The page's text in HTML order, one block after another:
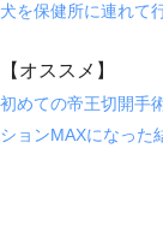
医者「糖尿病で余
私は家が貧しくて
犬を保健所に連れて
【オススメ】
初めての帝王切開手
ションMAXになった